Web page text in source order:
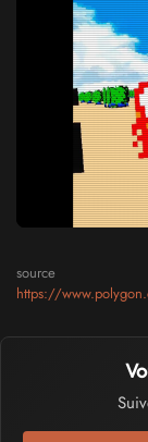
source
https://